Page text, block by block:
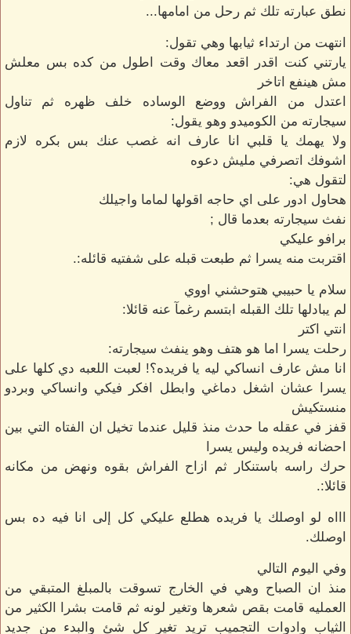
نطق عبارته تلك ثم رحل من امامها...
انتهت من ارتداء ثيابها وهي تقول:
يارتني كنت اقدر اقعد معاك وقت اطول من كده بس معلش
مش هينفع اتاخر
اعتدل من الفراش ووضع الوساده خلف ظهره ثم تناول
سيجارته من الكوميدو وهو يقول:
ولا يهمك يا قلبي انا عارف انه غصب عنك بس بكره لازم
اشوفك اتصرفي مليش دعوه
لتقول هي:
هحاول ادور على اي حاجه اقولها لماما واجيلك
نفث سيجارته بعدما قال ;
برافو عليكي
اقتربت منه يسرا ثم طبعت قبله على شفتيه قائله:.
سلام يا حبيبي هتوحشني اووي
لم يبادلها تلك القبله ابتسم رغمآ عنه قائلا:
انتي اكتر
رحلت يسرا اما هو هتف وهو ينفث سيجارته:
انا مش عارف انساكي ليه يا فريده؟! لعبت اللعبه دي كلها على
يسرا عشان اشغل دماغي وابطل افكر فيكي وانساكي وبردو
منستكيش
قفز في عقله ما حدث منذ قليل عندما تخيل ان الفتاه التي بين
احضانه فريده وليس يسرا
حرك راسه باستنكار ثم ازاح الفراش بقوه ونهض من مكانه
قائلا:.
اااه لو اوصلك يا فريده هطلع عليكي كل إلى انا فيه ده بس
اوصلك.
وفي اليوم التالي
منذ ان الصباح وهي في الخارج تسوقت بالمبلغ المتبقي من
العمليه قامت بقص شعرها وتغير لونه ثم قامت بشرا الكثير من
الثياب وادوات التجميب تريد تغير كل شئ والبدء من جديد